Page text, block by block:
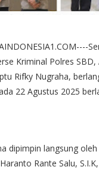
Kriminal Polres SBD,
Rifky Nugraha,
22 Agustus 2025
dipimpin langsung
Rante Salu, S.I.K,